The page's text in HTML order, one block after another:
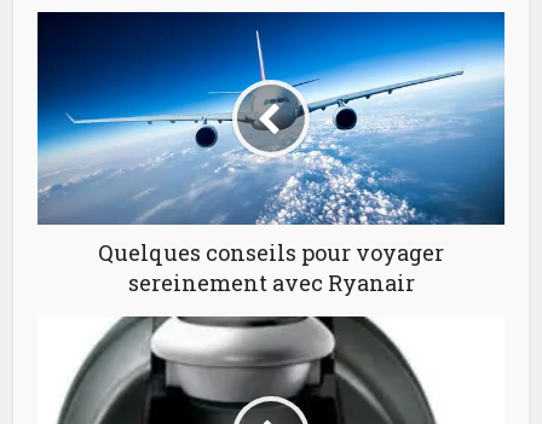
Quelques conseils pour voyager
sereinement avec Ryanair